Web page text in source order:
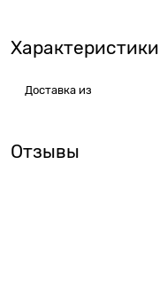
Характеристики
Доставка из
Отзывы